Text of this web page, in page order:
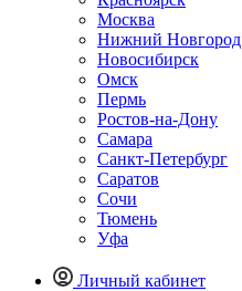
Москва
Нижний Новгород
Новосибирск
Омск
Пермь
Ростов-на-Дону
Самара
Санкт-Петербург
Саратов
Сочи
Тюмень
Уфа
Личный кабинет